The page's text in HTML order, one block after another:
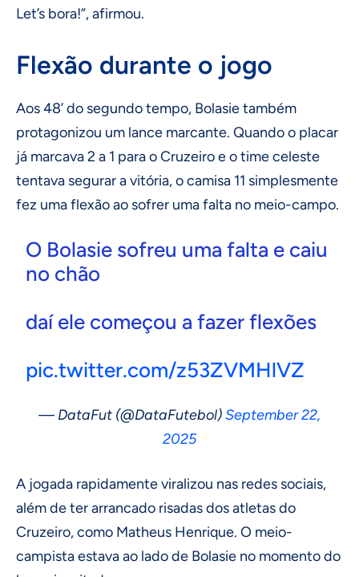
Let’s bora!”, afirmou.
Flexão durante o jogo
Aos 48’ do segundo tempo, Bolasie também
protagonizou um lance marcante. Quando o placar
já marcava 2 a 1 para o Cruzeiro e o time celeste
tentava segurar a vitória, o camisa 11 simplesmente
fez uma flexão ao sofrer uma falta no meio-campo.
O Bolasie sofreu uma falta e caiu
no chão
daí ele começou a fazer flexões
pic.twitter.com/z53ZVMHlVZ
— DataFut (@DataFutebol)September 22,
2025
A jogada rapidamente viralizou nas redes sociais,
além de ter arrancado risadas dos atletas do
Cruzeiro, como Matheus Henrique. O meio-
campista estava ao lado de Bolasie no momento do